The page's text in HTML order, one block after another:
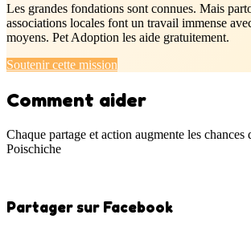
Les grandes fondations sont connues. Mais
associations locales font un travail immense
moyens. Pet Adoption les aide gratuitement.
Soutenir cette mission
Comment aider
Chaque partage et action augmente les chances
Poischiche
Partager sur Facebook